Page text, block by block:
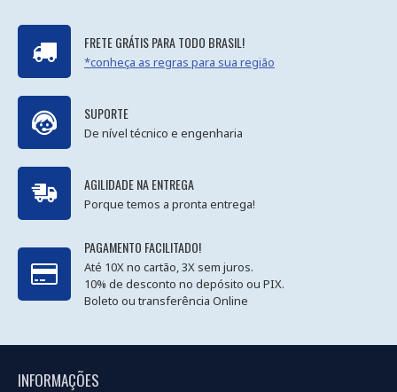
FRETE GRÁTIS PARA TODO BRASIL!
*conheça as regras para sua região
SUPORTE
De nível técnico e engenharia
AGILIDADE NA ENTREGA
Porque temos a pronta entrega!
PAGAMENTO FACILITADO!
Até 10X no cartão, 3X sem juros.
10% de desconto no depósito ou PIX.
Boleto ou transferência Online
INFORMAÇÕES